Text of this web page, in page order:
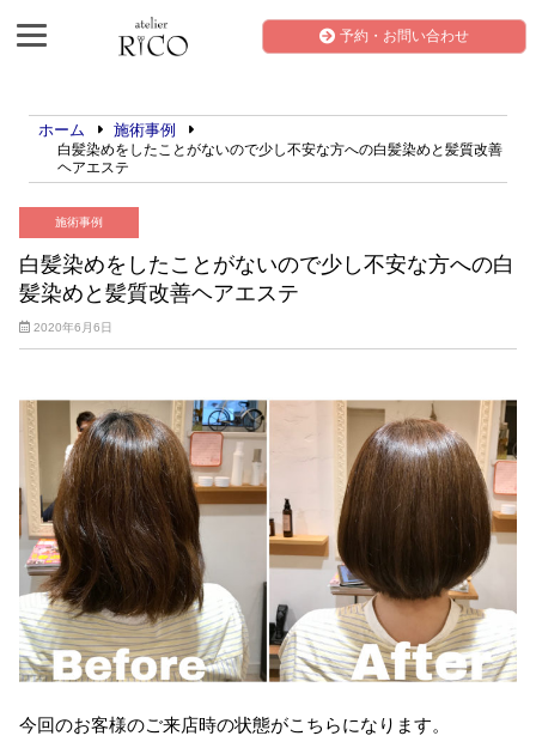
予約・お問い合わせ
ホーム 施術事例
白髪染めをしたことがないので少し不安な方への白髪染めと髪質改善
ヘアエステ
施術事例
白髪染めをしたことがないので少し不安な方への白
髪染めと髪質改善ヘアエステ
2020年6月6日
今回のお客様のご来店時の状態がこちらになります。